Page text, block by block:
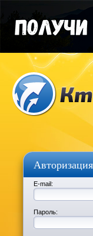
Авторизация
E-mail:
Пароль: